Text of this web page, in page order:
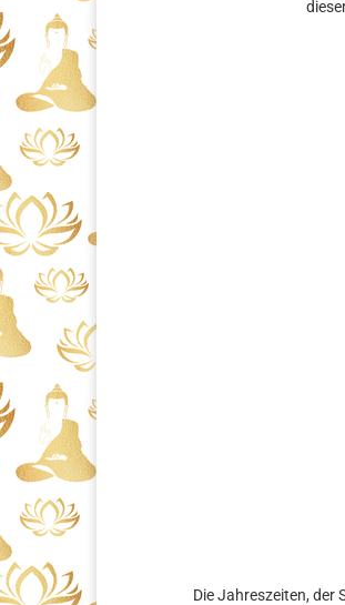
Die Jahreszeiten, der